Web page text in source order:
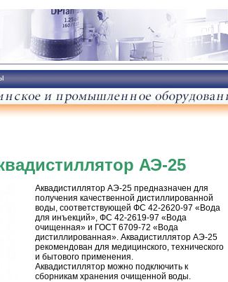
АЭ-25
Аквадистиллятор АЭ-25 предназначен для
получения качественной дистиллированной
воды, соответствующей ФС 42-2620-97 «Вода
для инъекций», ФС 42-2619-97 «Вода
очищенная» и ГОСТ 6709-72 «Вода
дистиллированная». Аквадистиллятор АЭ-25
рекомендован для медицинского, технического
и бытового применения.
Аквадистиллятор можно подключить к
сборникам хранения очищенной воды.